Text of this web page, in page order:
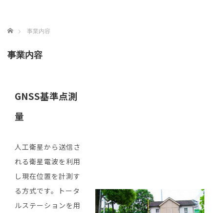
ホーム 事業内容
事業内容
GNSS基準点測
量
人工衛星から送信さ
れる衛星電波を利用
し現在位置を計測す
る方式です。トータ
ルステーションを用